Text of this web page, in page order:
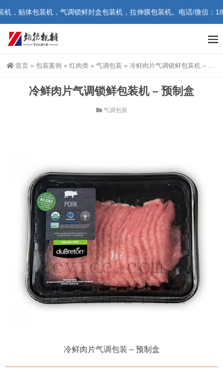
，贴体包装机，气调锁鲜封盒包装机，拉伸膜包装机。电话/微信：
首页 » 包装案例 » 红肉类 » 气调包装 » 冷鲜肉片气调锁鲜包装机 – 预制盒
冷鲜肉片气调锁鲜包装机 – 预制盒
气调包装
冷鲜肉片气调包装 – 预制盒